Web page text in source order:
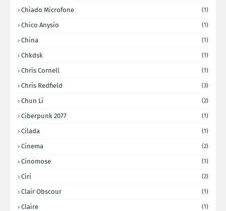
Chiado Microfone (1)
Chico Anysio (1)
China (1)
Chkdsk (1)
Chris Cornell (1)
Chris Redfield (3)
Chun Li (2)
Ciberpunk 2077 (1)
Cilada (1)
Cinema (2)
Cinomose (1)
Ciri (2)
Clair Obscour (1)
Claire (1)